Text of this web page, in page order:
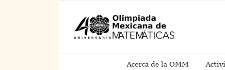
Acerca de la OMM